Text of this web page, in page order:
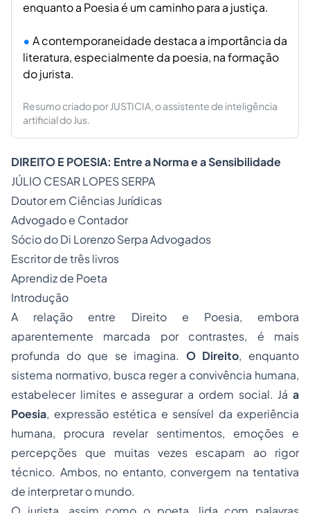
enquanto a Poesia é um caminho para a justiça.
A contemporaneidade destaca a importância da
literatura, especialmente da poesia, na formação
do jurista.
Resumo criado por JUSTICIA, o assistente de inteligência
artificial do Jus.
DIREITO E POESIA: Entre a Norma e a Sensibilidade
JÚLIO CESAR LOPES SERPA
Doutor em Ciências Jurídicas
Advogado e Contador
Sócio do Di Lorenzo Serpa Advogados
Escritor de três livros
Aprendiz de Poeta
Introdução
A relação entre Direito e Poesia, embora
aparentemente marcada por contrastes, é mais
profunda do que se imagina. O Direito, enquanto
sistema normativo, busca reger a convivência humana,
estabelecer limites e assegurar a ordem social. Já a
Poesia, expressão estética e sensível da experiência
humana, procura revelar sentimentos, emoções e
percepções que muitas vezes escapam ao rigor
técnico. Ambos, no entanto, convergem na tentativa
de interpretar o mundo.